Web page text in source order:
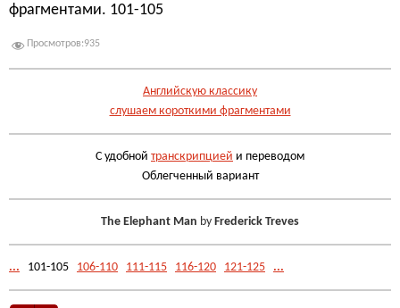
фрагментами. 101-105
Просмотров:935
Английскую классику
слушаем короткими фрагментами
С удобной транскрипцией и переводом
Облегченный вариант
The Elephant Man by Frederick Treves
... 101-105 106-110 111-115 116-120 121-125 ...